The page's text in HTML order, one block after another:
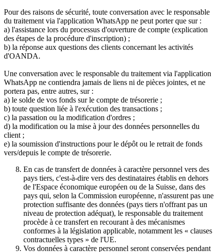
Pour des raisons de sécurité, toute conversation avec le responsable
du traitement via l'application WhatsApp ne peut porter que sur :
a) l'assistance lors du processus d'ouverture de compte (explication
des étapes de la procédure d'inscription) ;
b) la réponse aux questions des clients concernant les activités
d'OANDA.
Une conversation avec le responsable du traitement via l'application
WhatsApp ne contiendra jamais de liens ni de pièces jointes, et ne
portera pas, entre autres, sur :
a) le solde de vos fonds sur le compte de trésorerie ;
b) toute question liée à l'exécution des transactions ;
c) la passation ou la modification d'ordres ;
d) la modification ou la mise à jour des données personnelles du
client ;
e) la soumission d'instructions pour le dépôt ou le retrait de fonds
vers/depuis le compte de trésorerie.
En cas de transfert de données à caractère personnel vers des
pays tiers, c'est-à-dire vers des destinataires établis en dehors
de l'Espace économique européen ou de la Suisse, dans des
pays qui, selon la Commission européenne, n'assurent pas une
protection suffisante des données (pays tiers n'offrant pas un
niveau de protection adéquat), le responsable du traitement
procède à ce transfert en recourant à des mécanismes
conformes à la législation applicable, notamment les « clauses
contractuelles types » de l'UE.
Vos données à caractère personnel seront conservées pendant